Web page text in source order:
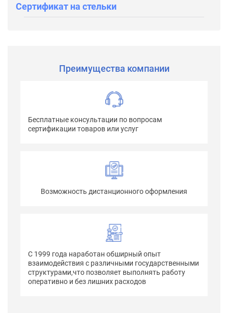
Сертификат на стельки
Преимущества компании
Бесплатные консультации по вопросам
сертификации товаров или услуг
Возможность дистанционного оформления
С 1999 года наработан обширный опыт
взаимодействия с различными государственными
структурами,что позволяет выполнять работу
оперативно и без лишних расходов